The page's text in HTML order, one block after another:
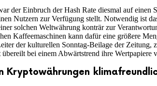
der Einbruch der Hash Rate diesmal auf
Nutzern zur Verfügung stellt. Notwendig ist
solchen Weltwährung konträr zur
Kaffeemaschinen kann dafür eine größere
der kulturellen Sonntag-Beilage der Zeitung,
bei einem Abwärtstrend ihre Wertpapiere
Kryptowährungen